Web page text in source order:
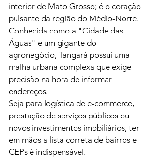
interior de Mato Grosso; é o coração
pulsante da região do Médio-Norte.
Conhecida como a "Cidade das
Águas" e um gigante do
agronegócio, Tangará possui uma
malha urbana complexa que exige
precisão na hora de informar
endereços.
Seja para logística de e-commerce,
prestação de serviços públicos ou
novos investimentos imobiliários, ter
em mãos a lista correta de bairros e
CEPs é indispensável.